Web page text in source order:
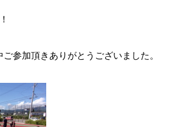
参加頂きありがとうございました。